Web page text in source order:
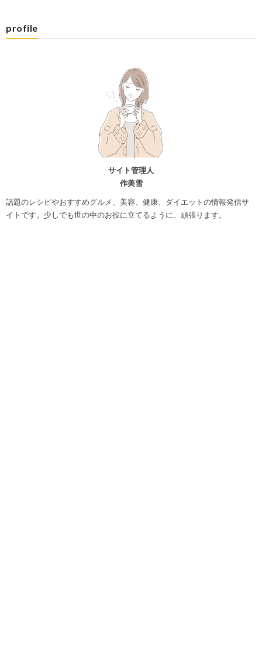
profile
サイト管理人
作美雪
話題のレシピやおすすめグルメ、美容、健康、ダイエットの情報発信サ
イトです。少しでも世の中のお役に立てるように、頑張ります。